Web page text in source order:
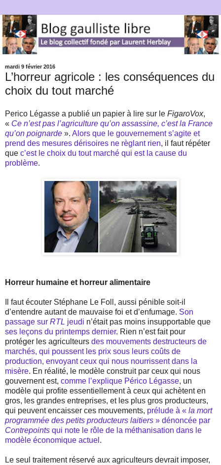
mardi 9 février 2016
L’horreur agricole : les conséquences du
choix du tout marché
Perico Légasse a publié un papier à lire sur le FigaroVox,
« Ce n’est pas l’agriculture qu’on assassine, c’est la France
qu’on poignarde ». Alors que le gouvernement s’agite et
prend des mesures dérisoires ne règlant rien, il faut répéter
que c’est le choix du tout marché qui est la cause du
problème.
Horreur humaine et horreur alimentaire
Il faut écouter Stéphane Le Foll, aussi pénible soit-il
d’entendre autant de mauvaise foi et d’enfumage. Son
passage sur RTL jeudi n’était pas moins insupportable que
ses leçons du printemps dernier. Rien n’est fait pour
protéger les agriculteurs des mouvements destructeurs de
marchés, qui poussent les prix sous leurs coûts de
production, envoyant ceux qui nous nourrissent dans la
misère. En réalité, le modèle construit par ceux qui nous
gouvernent est, comme l’explique Périco Légasse, un
modèle qui profite essentiellement à ceux qui achètent en
gros, les grandes entreprises, et les plus gros producteurs,
qui peuvent encaisser ces mouvements, prélude à « la mort
programmée des petits producteurs laitiers » dénoncée par
Contrepoints qui note le rôle de la méthanisation dans le
modèle économique actuel .
Le seul traitement réservé aux agriculteurs devrait imposer,